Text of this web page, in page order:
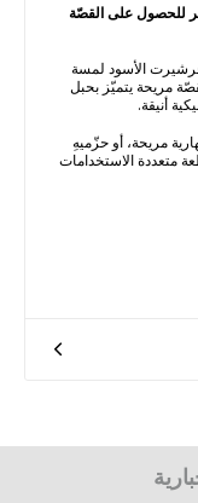
للحصول على القصّة
الأسود لمسة
مريحة يتميّز بحبل
أنيقة.
مريحة، أو حزّميهِ
متعددة الاستخدامات